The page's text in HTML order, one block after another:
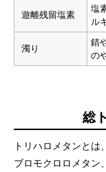
遊離残留塩素
塩
ル
濁り
錆
の
総
トリハロメタンと
ブロモクロロメタン